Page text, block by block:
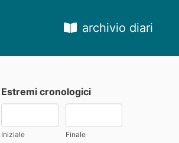
archivio diari
Estremi cronologici
Iniziale Finale